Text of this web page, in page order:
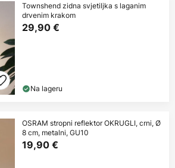
Townshend zidna svjetiljka s laganim
drvenim krakom
29,90 €
Na lageru
OSRAM stropni reflektor OKRUGLI, crni, Ø
8 cm, metalni, GU10
19,90 €